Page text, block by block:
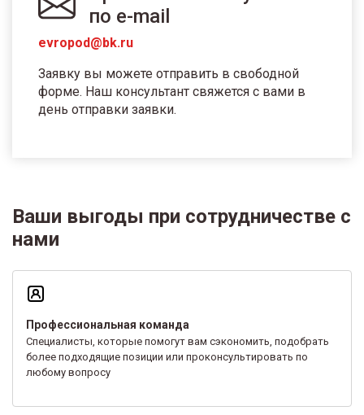
по e-mail
evropod@bk.ru
Заявку вы можете отправить в свободной
форме. Наш консультант свяжется с вами в
день отправки заявки.
Ваши выгоды при сотрудничестве с
нами
Профессиональная команда
Специалисты, которые помогут вам сэкономить, подобрать
более подходящие позиции или проконсультировать по
любому вопросу